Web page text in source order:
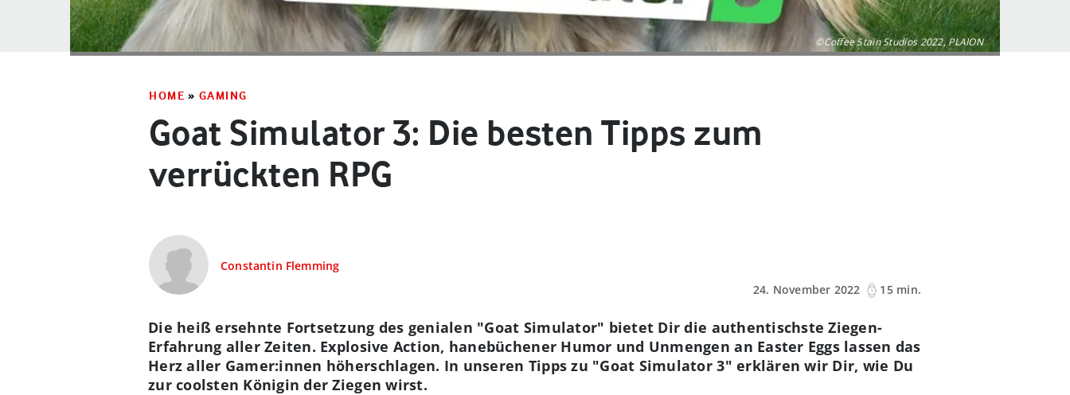
©Coffee Stain Studios 2022, PLAION
HOME » GAMING
Goat Simulator 3: Die besten Tipps zum
verrückten RPG
Constantin Flemming
24. November 2022
15 min.
Die heiß ersehnte Fortsetzung des genialen "Goat Simulator" bietet Dir die authentischste Ziegen-
Erfahrung aller Zeiten. Explosive Action, hanebüchener Humor und Unmengen an Easter Eggs lassen das
Herz aller Gamer:innen höherschlagen. In unseren Tipps zu "Goat Simulator 3" erklären wir Dir, wie Du
zur coolsten Königin der Ziegen wirst.